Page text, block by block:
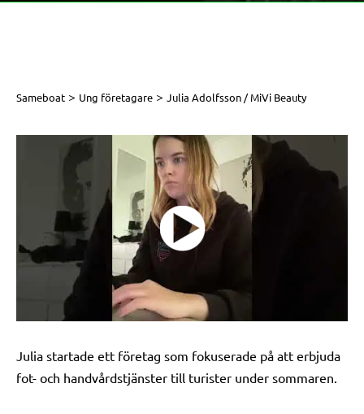
Sameboat > Ung företagare > Julia Adolfsson / MiVi Beauty
Julia startade ett företag som fokuserade på att erbjuda
fot- och handvårdstjänster till turister under sommaren.